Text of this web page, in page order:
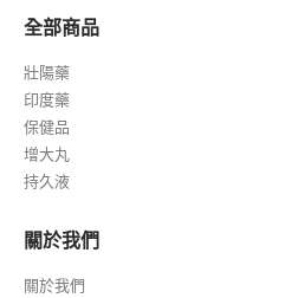
全部商品
壯陽藥
印度藥
保健品
增大丸
持久液
關於我們
關於我們